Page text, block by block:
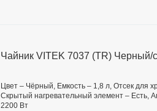
Чайник VITEK 7037 (TR) Черный/
Цвет – Чёрный, Емкость – 1,8 л, Отсек для
Скрытый нагревательный элемент – Есть,
2200 Вт